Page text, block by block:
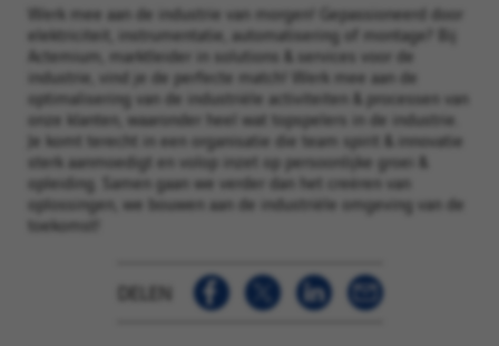
Werk mee aan de industrie van morgen! Gepassioneerd door
elektriciteit, instrumentatie, automatisering of montage? Bij
Actemium, marktleider in solutions & services voor de
industrie, vind je de perfecte match! Werk mee aan de
optimalisering van de industriële activiteiten & processen van
onze klanten, waaronder heel wat topspelers in de industrie.
Je komt terecht in een organisatie die team spirit & innovatie
sterk aanmoedigt en volop inzet op persoonlijke groei &
opleiding. Samen gaan we verder dan het creëren van
oplossingen, we bouwen aan de industriële omgeving van de
toekomst!
DELEN